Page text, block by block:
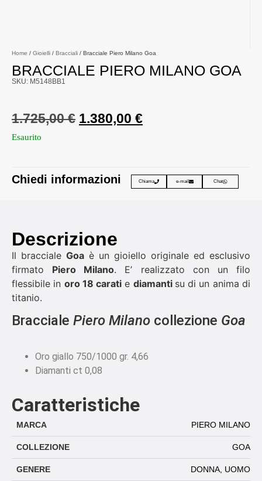
Home / Gioielli / Bracciali / Bracciale Piero Milano Goa
BRACCIALE PIERO MILANO GOA
SKU: M5148BB1
1.725,00€ 1.380,00 €
Esaurito
Chiedi informazioni Chiama e-mail Chat
Descrizione
Il bracciale Goa è un gioiello originale ed esclusivo
firmato Piero Milano. E’ realizzato con un filo
flessibile in oro 18 carati e diamanti su di un anima di
titanio.
Bracciale Piero Milano collezione Goa
Oro giallo 750/1000 gr. 4,66
Diamanti ct 0,08
Caratteristiche
MARCA PIERO MILANO
COLLEZIONE GOA
GENERE DONNA UOMO